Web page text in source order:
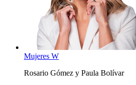
Mujeres W
Rosario Gómez y Paula Bolívar